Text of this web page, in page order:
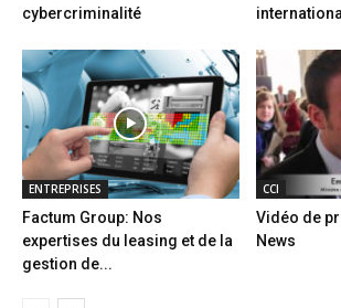
cybercriminalité
ENTREPRISES
Factum Group: Nos
expertises du leasing et de la
gestion de...
CCI
Vidéo de
News